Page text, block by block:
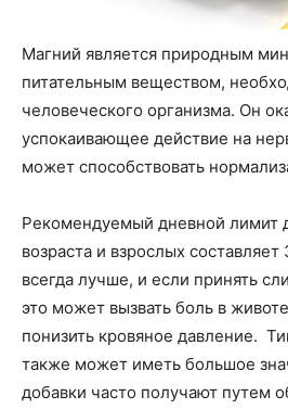
Магний является природным
питательным веществом,
человеческого организма. Он
успокаивающее действие на
может способствовать
Рекомендуемый дневной лимит
возраста и взрослых
всегда лучше, и если принять
это может вызвать боль в
понизить кровяное давление.
также может иметь большое
добавки часто получают путем